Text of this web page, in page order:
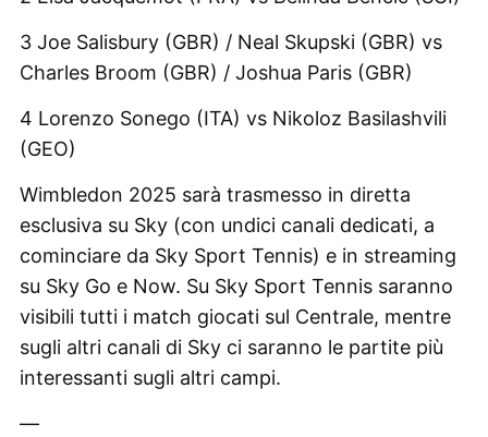
3 Joe Salisbury (GBR) / Neal Skupski (GBR) vs
Charles Broom (GBR) / Joshua Paris (GBR)
4 Lorenzo Sonego (ITA) vs Nikoloz Basilashvili
(GEO)
Wimbledon 2025 sarà trasmesso in diretta
esclusiva su Sky (con undici canali dedicati, a
cominciare da Sky Sport Tennis) e in streaming
su Sky Go e Now. Su Sky Sport Tennis saranno
visibili tutti i match giocati sul Centrale, mentre
sugli altri canali di Sky ci saranno le partite più
interessanti sugli altri campi.
—